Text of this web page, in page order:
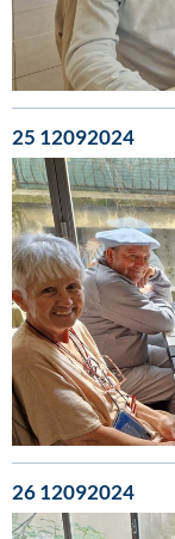
25 12092024
26 12092024